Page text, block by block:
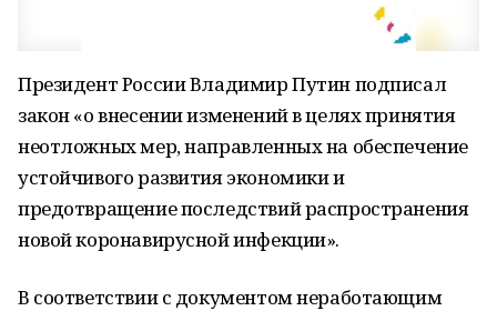
Президент России Владимир Путин подписал
закон «о внесении изменений в целях принятия
неотложных мер, направленных на обеспечение
устойчивого развития экономики и
предотвращение последствий распространения
новой коронавирусной инфекции».
В соответствии с документом неработающим